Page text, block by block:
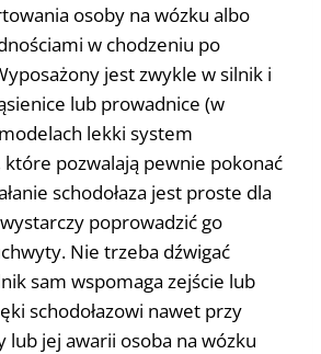
osoby na wózku albo
w chodzeniu po
jest zwykle w silnik i
lub prowadnice (w
lekki system
które pozwalają pewnie pokonać
schodołaza jest proste dla
poprowadzić go
Nie trzeba dźwigać
sam wspomaga zejście lub
schodołazowi nawet przy
lub jej awarii osoba na wózku